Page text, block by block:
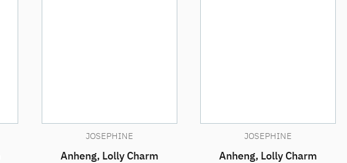
JOSEPHINE
Anheng, Lolly Charm
JOSEPHINE
Anheng, Lolly Charm